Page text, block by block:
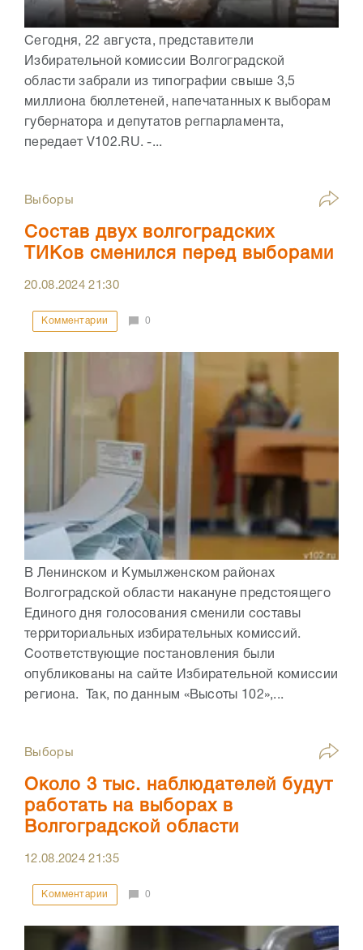
Сегодня, 22 августа, представители
Избирательной комиссии Волгоградской
области забрали из типографии свыше 3,5
миллиона бюллетеней, напечатанных к выборам
губернатора и депутатов регпарламента,
передает V102.RU. -...
Выборы
Состав двух волгоградских
ТИКов сменился перед выборами
20.08.202421:30
Комментарии 0
В Ленинском и Кумылженском районах
Волгоградской области накануне предстоящего
Единого дня голосования сменили составы
территориальных избирательных комиссий.
Соответствующие постановления были
опубликованы на сайте Избирательной комиссии
региона. Так, по данным «Высоты 102»,...
Выборы
Около 3 тыс. наблюдателей будут
работать на выборах в
Волгоградской области
12.08.202421:35
Комментарии 0